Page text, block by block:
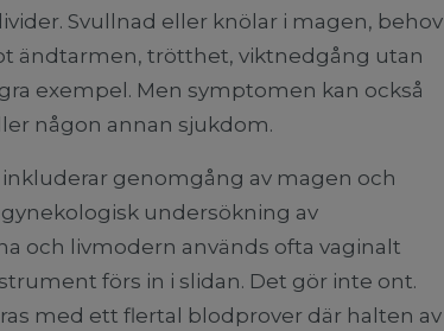
Svullnad eller knölar i magen, behov
ändtarmen, trötthet, viktnedgång utan
exempel. Men symptomen kan också
någon annan sjukdom.
genomgång av magen och
undersökning av
och livmodern används ofta vaginalt
förs in i slidan. Det gör inte ont.
med ett flertal blodprover där halten av